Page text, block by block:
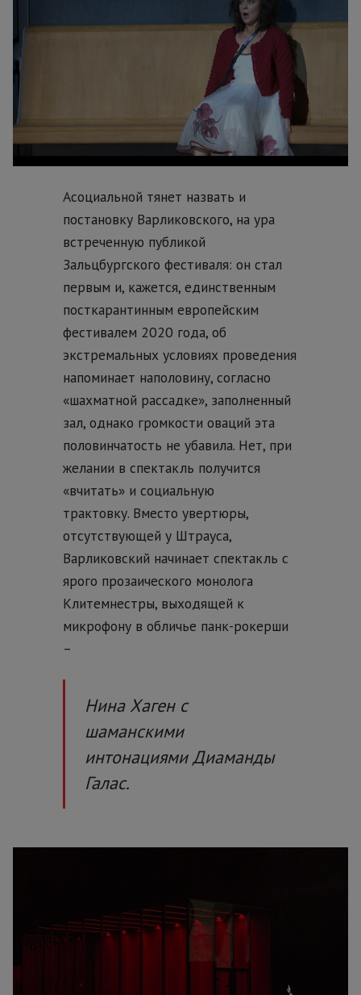
Асоциальной тянет назвать и
постановку Варликовского, на ура
встреченную публикой
Зальцбургского фестиваля: он стал
первым и, кажется, единственным
посткарантинным европейским
фестивалем 2020 года, об
экстремальных условиях проведения
напоминает наполовину, согласно
«шахматной рассадке», заполненный
зал, однако громкости оваций эта
половинчатость не убавила. Нет, при
желании в спектакль получится
«вчитать» и социальную
трактовку. Вместо увертюры,
отсутствующей у Штрауса,
Варликовский начинает спектакль с
ярого прозаического монолога
Клитемнестры, выходящей к
микрофону в обличье панк-рокерши
–
Нина Хаген с
шаманскими
интонациями Диаманды
Галас.